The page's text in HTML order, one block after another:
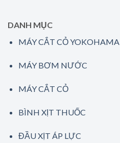
DANH MỤC
MÁY CẮT CỎ YOKOHAMA
MÁY BƠM NƯỚC
MÁY CẮT CỎ
BÌNH XỊT THUỐC
ĐẦU XỊT ÁP LỰC